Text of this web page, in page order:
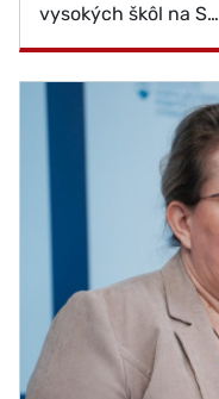
vysokých škôl na S…